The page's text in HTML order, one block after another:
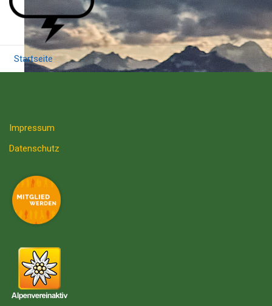
Startseite
Impressum
Datenschutz